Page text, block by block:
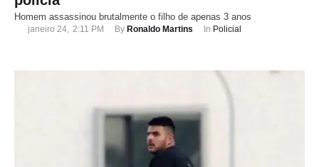
Homem assassinou brutalmente o filho de apenas 3 anos
janeiro 24, 2:11 PM By Ronaldo Martins In Policial